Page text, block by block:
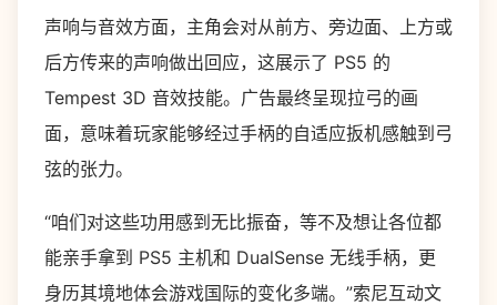
声响与音效方面，主角会对从前方、旁边面、上方或
后方传来的声响做出回应，这展示了 PS5 的
Tempest 3D 音效技能。广告最终呈现拉弓的画
面，意味着玩家能够经过手柄的自适应扳机感触到弓
弦的张力。
“咱们对这些功用感到无比振奋，等不及想让各位都
能亲手拿到 PS5 主机和 DualSense 无线手柄，更
身历其境地体会游戏国际的变化多端。”索尼互动文